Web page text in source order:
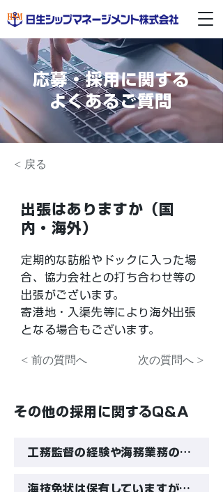
応募・採用に関する
よくあるご質問
< 戻る
出張はありますか（国
内・海外）
定期的な訪船やドックに入った場
合、協力会社との打ち合わせ等の
出張がございます。
寄港地・入渠先等により海外出張
となる場合もございます。
< 前の質問へ 次の質問へ >
その他の採用に関するQ&A
工務監督の経験や海務業務の経験がありませんが、応募可能でしょうか
海技免状は保有していますが、乗船経験（船での就業経験）がありません。応募可能でしょうか